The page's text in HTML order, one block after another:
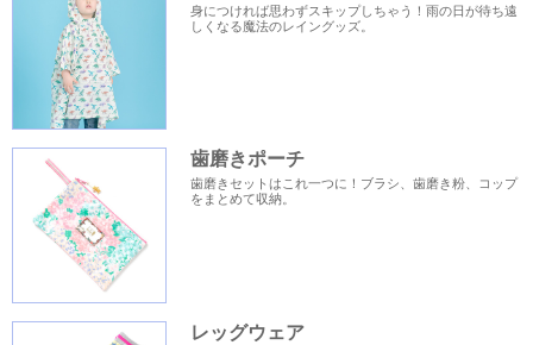
身につければ思わずスキップしちゃう！雨の日が待ち遠
しくなる魔法のレイングッズ。
歯磨きポーチ
歯磨きセットはこれ一つに！ブラシ、歯磨き粉、コップ
をまとめて収納。
レッグウェア